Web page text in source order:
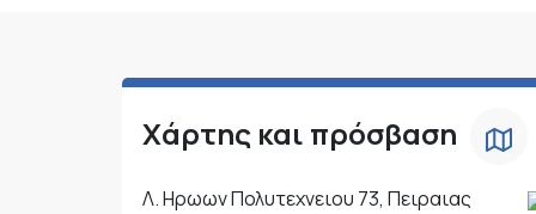
Χάρτης και πρόσβαση
Λ. Ηρωων Πολυτεχνειου 73, Πειραιας